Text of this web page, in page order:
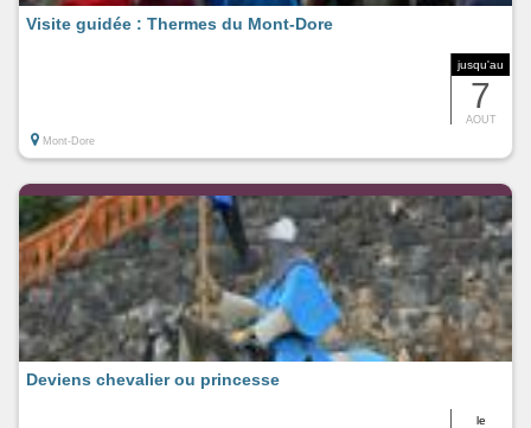
jusqu'au
7
AOUT
Visite guidée : Thermes du Mont-Dore
Mont-Dore
le
Deviens chevalier ou princesse